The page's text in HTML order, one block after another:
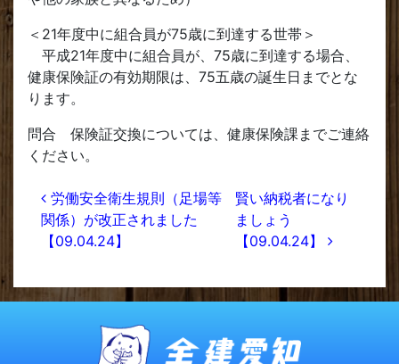
＜21年度中に組合員が75歳に到達する世帯＞
平成21年度中に組合員が、75歳に到達する場合、
健康保険証の有効期限は、75五歳の誕生日までとな
ります。
問合 保険証交換については、健康保険課までご連絡
ください。
投稿ナビゲーション
労働安全衛生規則（足場等
関係）が改正されました
【09.04.24】
賢い納税者になり
ましょう
【09.04.24】